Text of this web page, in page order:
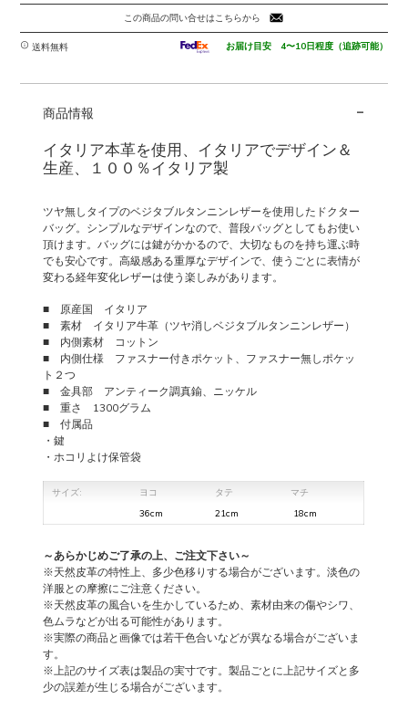
し
ベ
ジ
ブ
RAFFAELLO
この商品の問い合せはこちらから
送料無料 お届け目安 4〜10日程度（追跡可能）
商品情報 -
イタリア本革を使用、イタリアでデザイン＆
生産、１００％イタリア製
ツヤ無しタイプのベジタブルタンニンレザーを使用したドクター
バッグ。シンプルなデザインなので、普段バッグとしてもお使い
頂けます。バッグには鍵がかかるので、大切なものを持ち運ぶ時
でも安心です。高級感ある重厚なデザインで、使うごとに表情が
変わる経年変化レザーは使う楽しみがあります。
■ 原産国 イタリア
■ 素材 イタリア牛革（ツヤ消しベジタブルタンニンレザー）
■ 内側素材 コットン
■ 内側仕様 ファスナー付きポケット、ファスナー無しポケッ
ト２つ
■ 金具部 アンティーク調真鍮、ニッケル
■ 重さ 1300グラム
■ 付属品
・鍵
・ホコリよけ保管袋
サイズ: ヨコ タテ
マチ
36cm
21cm 18cm
～あらかじめご了承の上、ご注文下さい～
※天然皮革の特性上、多少色移りする場合がございます。淡色の
洋服との摩擦にご注意ください。
※天然皮革の風合いを生かしているため、素材由来の傷やシワ、
色ムラなどが出る可能性があります。
※実際の商品と画像では若干色合いなどが異なる場合がございま
す。
※上記のサイズ表は製品の実寸です。製品ごとに上記サイズと多
少の誤差が生じる場合がございます。